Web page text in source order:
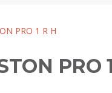
PRO 1 R H
PRO